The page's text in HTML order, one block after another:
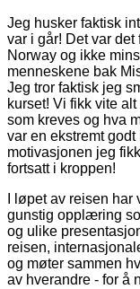
Jeg husker faktisk
var i går! Det var
Norway og ikke
menneskene bak
Jeg tror faktisk jeg
kurset! Vi fikk vite
som kreves og hva
var en ekstremt
motivasjonen jeg
fortsatt i kroppen!
I løpet av reisen
gunstig opplæring
og ulike
reisen,
og møter sammen
av hverandre - for å